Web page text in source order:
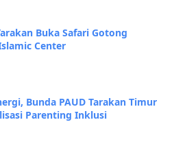
Buka Safari Gotong
Center
Bunda PAUD Tarakan Timur
Parenting Inklusi